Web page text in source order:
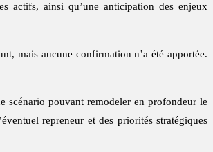
actifs, ainsi qu’une anticipation des enjeux
mais aucune confirmation n’a été apportée.
scénario pouvant remodeler en profondeur le
repreneur et des priorités stratégiques